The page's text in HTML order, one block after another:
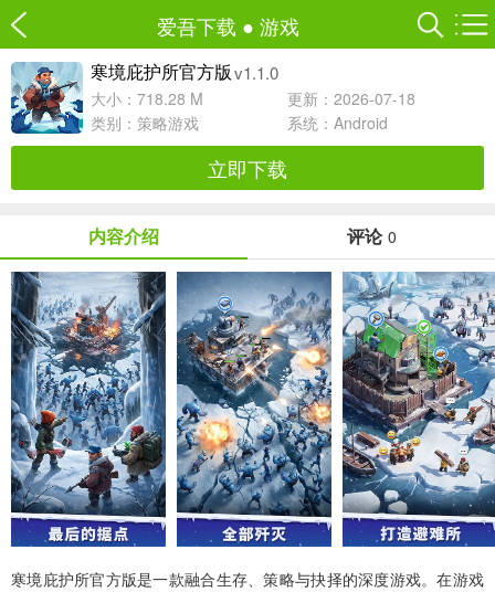
爱吾下载 ● 游戏
寒境庇护所官方版 v1.1.0
大小：718.28 M
更新：2026-07-18
类别： 策略游戏 系统：Android
立即下载
内容介绍 评论 0
寒境庇护所官方版是一款融合生存、策略与抉择的深度游戏。在游戏